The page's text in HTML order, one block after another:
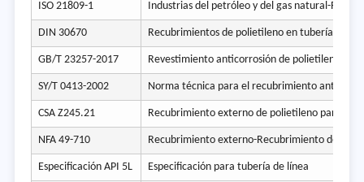
ISO 21809-1 Industrias del petróleo y del gas natural-
DIN 30670 Recubrimientos de polietileno en tuberías y
GB/T 23257-2017 Revestimiento anticorrosión de polietileno
SY/T 0413-2002 Norma técnica para el recubrimiento
CSA Z245.21 Recubrimiento externo de polietileno para
NFA 49-710 Recubrimiento externo-Recubrimiento de
Especificación API 5L Especificación para tubería de línea